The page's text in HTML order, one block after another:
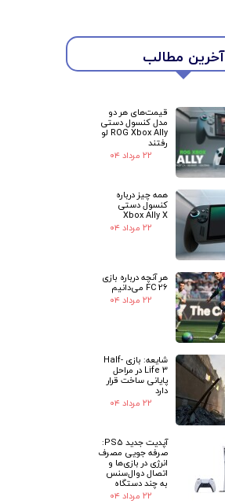
آخرین مطالب
قیمت‌های هر دو
مدل کنسول دستی
ROG Xbox Ally لو
رفتند
۲۲ مرداد ۰۴
همه چیز درباره
کنسول دستی
Xbox Ally X
۲۲ مرداد ۰۴
هر آنچه درباره بازی
FC 26 می‌دانیم
۲۲ مرداد ۰۴
شایعه: بازی Half-
Life 3 در مراحل
پایانی ساخت قرار
دارد
۲۲ مرداد ۰۴
آپدیت جدید PS5:
صرفه جویی مصرف
انرژی در بازی‌ها و
اتصال دوال‌سنس
به چند دستگاه
۲۲ مرداد ۰۴